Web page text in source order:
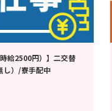
給2500円）】二交替
し）/寮手配中